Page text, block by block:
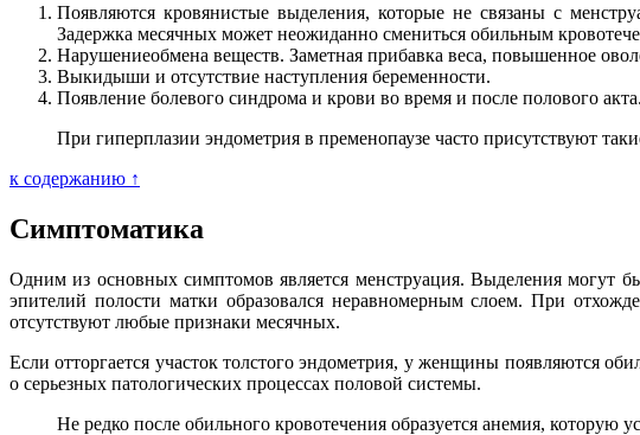
Появляются кровянистые выделения, которые не связаны с
Задержка месячных может неожиданно смениться обильным
Нарушениеобмена веществ. Заметная прибавка веса, повышенное
Выкидыши и отсутствие наступления беременности.
Появление болевого синдрома и крови во время и после полового акта.
При гиперплазии эндометрия в пременопаузе часто присутствуют
к содержанию ↑
Симптоматика
Одним из основных симптомов является менструация. Выделения могут
эпителий полости матки образовался неравномерным слоем. При
отсутствуют любые признаки месячных.
Если отторгается участок толстого эндометрия, у женщины появляются
о серьезных патологических процессах половой системы.
Не редко после обильного кровотечения образуется анемия, которую